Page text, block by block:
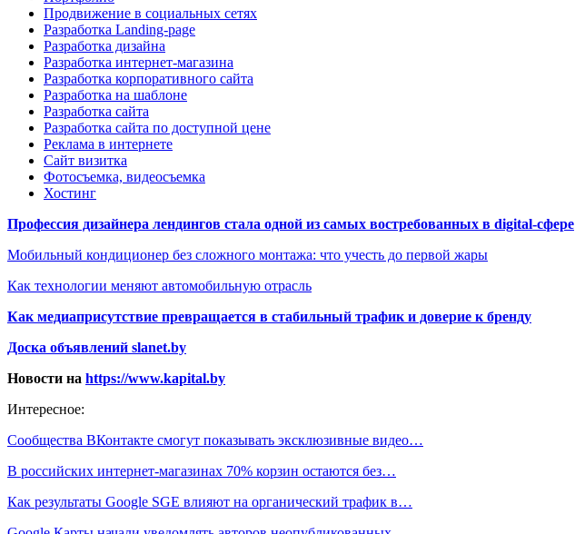
Продвижение в социальных сетях
Разработка Landing-page
Разработка дизайна
Разработка интернет-магазина
Разработка корпоративного сайта
Разработка на шаблоне
Разработка сайта
Разработка сайта по доступной цене
Реклама в интернете
Сайт визитка
Фотосъемка, видеосъемка
Хостинг
Профессия дизайнера лендингов стала одной из самых востребованных в digital-сфере
Мобильный кондиционер без сложного монтажа: что учесть до первой жары
Как технологии меняют автомобильную отрасль
Как медиаприсутствие превращается в стабильный трафик и доверие к бренду
Доска объявлений slanet.by
Новости на https://www.kapital.by
Интересное:
Сообщества ВКонтакте смогут показывать эксклюзивные видео…
В российских интернет-магазинах 70% корзин остаются без…
Как результаты Google SGE влияют на органический трафик в…